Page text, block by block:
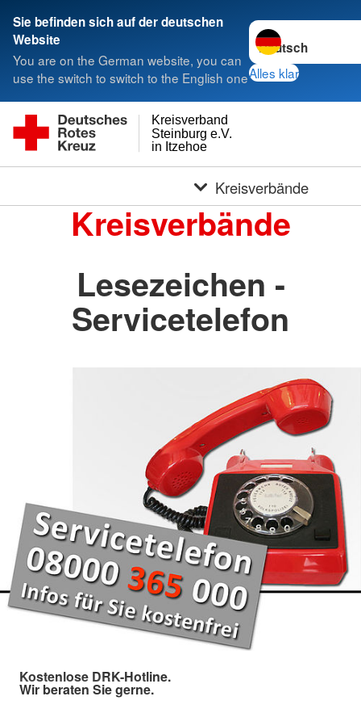
Sie befinden sich auf der deutschen
Website
You are on the German website, you can
use the switch to switch to the English one
Sprache wechseln
Alles klar
in Itzehoe
Steinburg e.V.
Kreisverband
Kreisverbände
Kreisverbände
Lesezeichen -
Servicetelefon
Kostenlose DRK-Hotline.
Wir beraten Sie gerne.